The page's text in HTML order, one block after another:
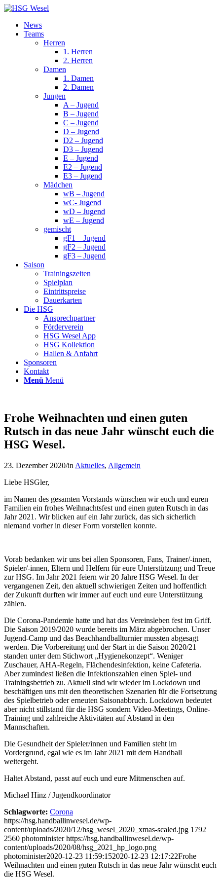
News
Teams
Herren
1. Herren
2. Herren
Damen
1. Damen
2. Damen
Jungen
A – Jugend
B – Jugend
C – Jugend
D – Jugend
D2 – Jugend
D3 – Jugend
E – Jugend
E2 – Jugend
E3 – Jugend
Mädchen
wB – Jugend
wC- Jugend
wD – Jugend
wE – Jugend
gemischt
gF1 – Jugend
gF2 – Jugend
gF3 – Jugend
Saison
Trainingszeiten
Spielplan
Eintrittspreise
Dauerkarten
Die HSG
Ansprechpartner
Förderverein
HSG Wesel App
HSG Kollektion
Hallen & Anfahrt
Sponsoren
Kontakt
Menü Menü
Frohe Weihnachten und einen guten
Rutsch in das neue Jahr wünscht euch die
HSG Wesel.
23. Dezember 2020/in Aktuelles, Allgemein
Liebe HSGler,
im Namen des gesamten Vorstands wünschen wir euch und euren
Familien ein frohes Weihnachtsfest und einen guten Rutsch in das
Jahr 2021. Wir blicken auf ein Jahr zurück, das sich sicherlich
niemand vorher in dieser Form vorstellen konnte.
Vorab bedanken wir uns bei allen Sponsoren, Fans, Trainer/-innen,
Spieler/-innen, Eltern und Helfern für eure Unterstützung und Treue
zur HSG. Im Jahr 2021 feiern wir 20 Jahre HSG Wesel. In der
vergangenen Zeit, den aktuell schwierigen Zeiten und hoffentlich
der Zukunft durften wir immer auf euch und eure Unterstützung
zählen.
Die Corona-Pandemie hatte und hat das Vereinsleben fest im Griff.
Die Saison 2019/2020 wurde bereits im März abgebrochen. Unser
Jugend-Camp und das Beachhandballturnier mussten abgesagt
werden. Die Vorbereitung und der Start in die Saison 2020/21
standen unter dem Stichwort „Hygienekonzept“. Weniger
Zuschauer, AHA-Regeln, Flächendesinfektion, keine Cafeteria.
Aber zumindest ließen die Infektionszahlen einen Spiel- und
Trainingsbetrieb zu. Aktuell sind wir wieder im Lockdown und
beschäftigen uns mit den theoretischen Szenarien für die Fortsetzung
des Spielbetrieb oder erneuten Saisonabbruch. Lockdown bedeutet
aber nicht stillstand für die HSG sondern Video-Meetings, Online-
Training und zahlreiche Aktivitäten auf Abstand in den
Mannschaften.
Die Gesundheit der Spieler/innen und Familien steht im
Vordergrund, egal wie es im Jahr 2021 mit dem Handball
weitergeht.
Haltet Abstand, passt auf euch und eure Mitmenschen auf.
Michael Hinz / Jugendkoordinator
Schlagworte: Corona
https://hsg.handballinwesel.de/wp-
content/uploads/2020/12/hsg_wesel_2020_xmas-scaled.jpg 1792
2560 photominister https://hsg.handballinwesel.de/wp-
content/uploads/2020/08/hsg_2021_hp_logo.png
photominister2020-12-23 11:59:152020-12-23 12:17:22Frohe
Weihnachten und einen guten Rutsch in das neue Jahr wünscht euch
die HSG Wesel.